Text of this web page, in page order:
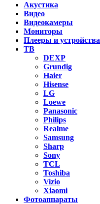
Акустика
Видео
Видеокамеры
Мониторы
Плееры и устройства
ТВ
DEXP
Grundig
Haier
Hisense
LG
Loewe
Panasonic
Philips
Realme
Samsung
Sharp
Sony
TCL
Toshiba
Vizio
Xiaomi
Фотоаппараты